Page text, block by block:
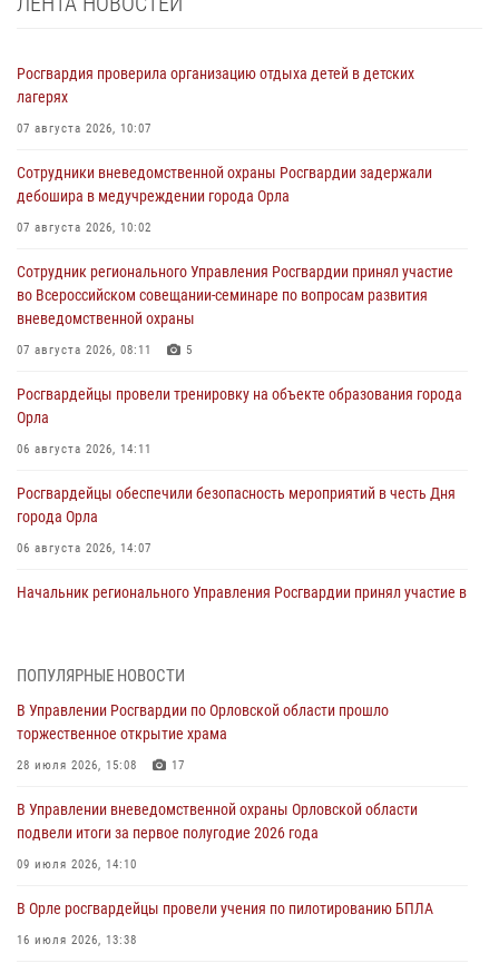
Росгвардия проверила организацию отдыха детей в детских
лагерях
07 августа 2026, 10:07
Сотрудники вневедомственной охраны Росгвардии задержали
дебошира в медучреждении города Орла
07 августа 2026, 10:02
Сотрудник регионального Управления Росгвардии принял участие
во Всероссийском совещании-семинаре по вопросам развития
вневедомственной охраны
07 августа 2026, 08:11 5
Росгвардейцы провели тренировку на объекте образования города
Орла
06 августа 2026, 14:11
Росгвардейцы обеспечили безопасность мероприятий в честь Дня
города Орла
06 августа 2026, 14:07
Начальник регионального Управления Росгвардии принял участие в
первое полугодие
05 августа 2026, 13:12
совершении противоправных действий
04 августа 2026, 14:21
04 августа 2026, 14:06
ПОПУЛЯРНЫЕ НОВОСТИ
В Управлении Росгвардии по Орловской области прошло
торжественное открытие храма
28 июля 2026, 15:08 17
В Управлении вневедомственной охраны Орловской области
подвели итоги за первое полугодие 2026 года
09 июля 2026, 14:10
В Орле росгвардейцы провели учения по пилотированию БПЛА
16 июля 2026, 13:38